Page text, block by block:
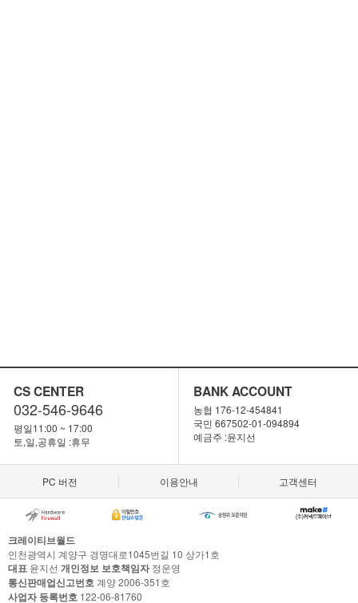
CS CENTER
032-546-9646
평일11:00 ~ 17:00
토,일,공휴일 :휴무
BANK ACCOUNT
농협 176-12-454841
국민 667502-01-094894
예금주 :윤지선
PC 버전 이용안내 고객센터
크레이티브월드
인천광역시 계양구 경명대로1045번길 10 상가1호
대표 윤지선 개인정보 보호책임자정운영
통신판매업신고번호 계양 2006-351호
사업자 등록번호 122-06-81760